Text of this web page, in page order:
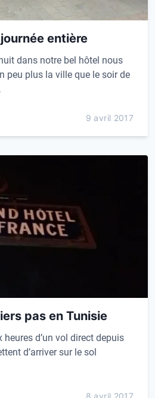
entière
dans notre bel hôtel nous
peu plus la ville que le soir de
9 avril 2017
pas en Tunisie
heures d’un vol direct depuis
d’arriver sur le sol
8 avril 2017